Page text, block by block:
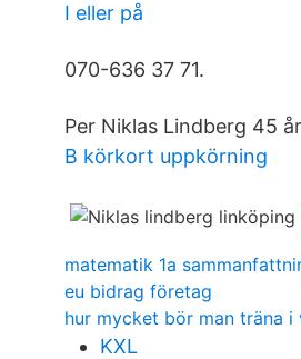
I eller på
070-636 37 71.
Per Niklas Lindberg 45
B körkort uppkörning
matematik 1a
eu bidrag företag
hur mycket bör man träna i
KXL